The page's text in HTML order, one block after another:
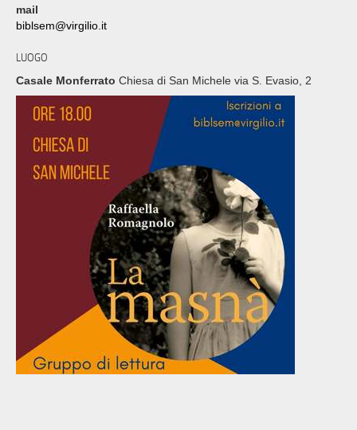
mail
biblsem@virgilio.it
LUOGO
Casale Monferrato Chiesa di San Michele via S. Evasio, 2